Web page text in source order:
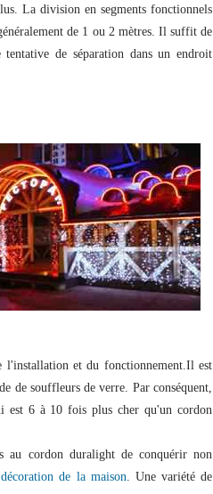
La division en segments fonctionnels
de 1 ou 2 mètres. Il suffit de
de séparation dans un endroit
l'installation et du fonctionnement.Il est
de souffleurs de verre. Par conséquent,
est 6 à 10 fois plus cher qu'un cordon
au cordon duralight de conquérir non
décoration de la maison. Une variété de